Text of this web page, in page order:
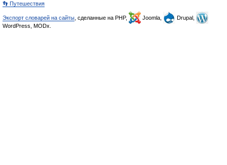
👣 Путешествия
Экспорт словарей на сайты , сделанные на PHP, Joomla,
Drupal,
WordPress, MODx.